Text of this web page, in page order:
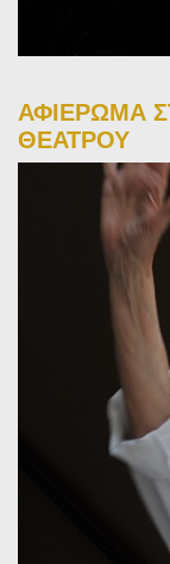
ΑΦΙΕΡΩΜΑ
ΘΕΑΤΡΟΥ